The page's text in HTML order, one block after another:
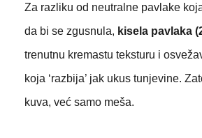
Za razliku od neutralne pavlake
da bi se zgusnula, kisela pavlaka
trenutnu kremastu teksturu i
koja ‘razbija’ jak ukus tunjevine.
kuva, već samo meša.